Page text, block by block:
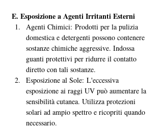
E. Esposizione a Agenti Irritanti Esterni
Agenti Chimici: Prodotti per la pulizia
domestica e detergenti possono contenere
sostanze chimiche aggressive. Indossa
guanti protettivi per ridurre il contatto
diretto con tali sostanze.
Esposizione al Sole: L'eccessiva
esposizione ai raggi UV può aumentare la
sensibilità cutanea. Utilizza protezioni
solari ad ampio spettro e ricopriti quando
necessario.